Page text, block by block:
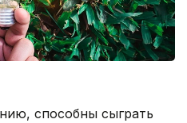
способны сыграть